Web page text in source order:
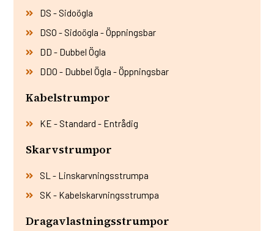
DS - Sidoögla
DSO - Sidoögla - Öppningsbar
DD - Dubbel Ögla
DDO - Dubbel Ögla - Öppningsbar
Kabelstrumpor
KE - Standard - Entrådig
Skarvstrumpor
SL - Linskarvningsstrumpa
SK - Kabelskarvningsstrumpa
Dragavlastningsstrumpor